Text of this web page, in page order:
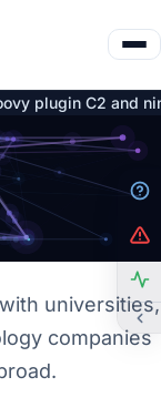
C2 and nine
universities,
companies